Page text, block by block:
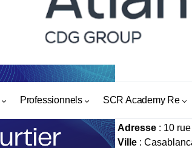
Professionnels SCR Academy Re
COMPTOIR
Adresse : 10
Ville :